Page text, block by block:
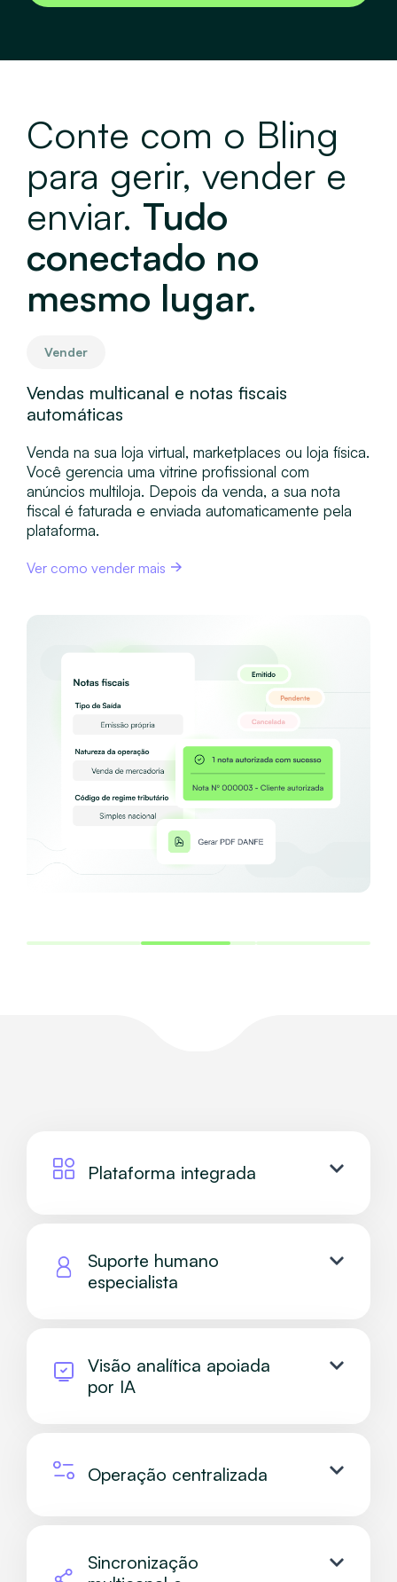
Conte com o Bling
para gerir, vender e
enviar. Tudo
conectado no
mesmo lugar.
Vender
Vendas multicanal e notas fiscais
automáticas
Venda na sua loja virtual, marketplaces ou loja física.
Você gerencia uma vitrine profissional com
anúncios multiloja. Depois da venda, a sua nota
fiscal é faturada e enviada automaticamente pela
plataforma.
Ver como vender mais
Plataforma integrada
Suporte humano
especialista
Visão analítica apoiada
por IA
Operação centralizada
Sincronização